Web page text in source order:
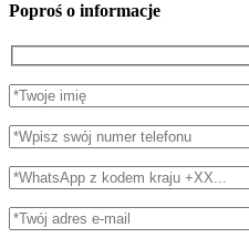
Poproś o informacje